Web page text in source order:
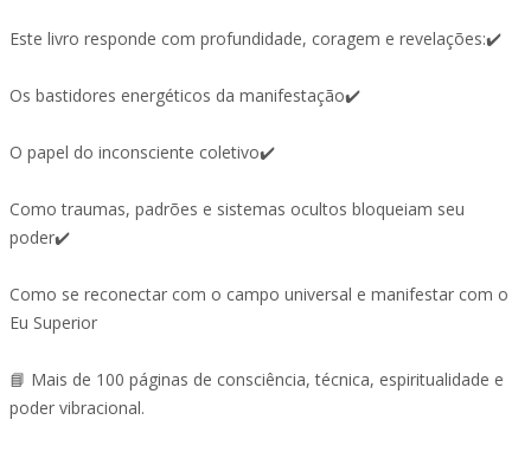
Este livro responde com profundidade, coragem e revelações:✔️
Os bastidores energéticos da manifestação✔️
O papel do inconsciente coletivo✔️
Como traumas, padrões e sistemas ocultos bloqueiam seu
poder✔️
Como se reconectar com o campo universal e manifestar com o
Eu Superior
📘 Mais de 100 páginas de consciência, técnica, espiritualidade e
poder vibracional.